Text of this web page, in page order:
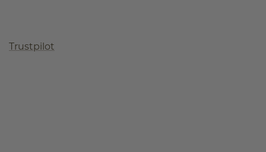
Trustpilot